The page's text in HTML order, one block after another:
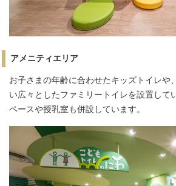
アメニティエリア
お子さまの年齢に合わせたキッズトイレや
い広々としたファミリートイレを設置して
ペースや授乳室も併設しています。